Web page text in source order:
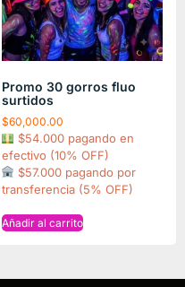
Promo 30 gorros fluo
surtidos
$60,000.00
$54.000 pagando en
efectivo (10% OFF)
$57.000 pagando por
transferencia (5% OFF)
Añadir al carrito